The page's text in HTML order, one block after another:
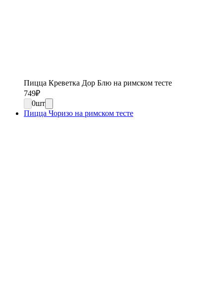
Пицца Креветка Дор Блю на римском тесте
749₽
0шт
Пицца Чоризо на римском тесте